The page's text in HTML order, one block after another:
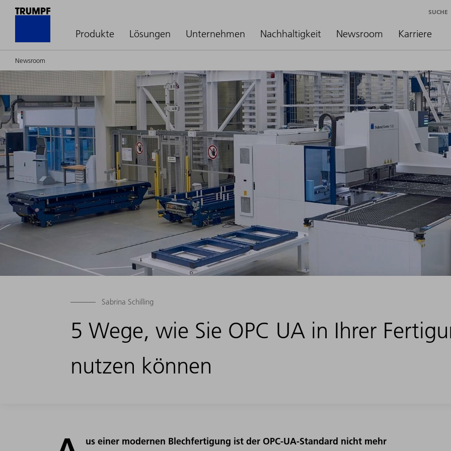
Produkte Lösungen Unternehmen Nachhaltigkeit Newsroom Karriere
SUCHE
Newsroom
Sabrina Schilling
5 Wege, wie Sie OPC UA in Ihrer
nutzen können
us einer modernen Blechfertigung ist der OPC-UA-Standard nicht mehr